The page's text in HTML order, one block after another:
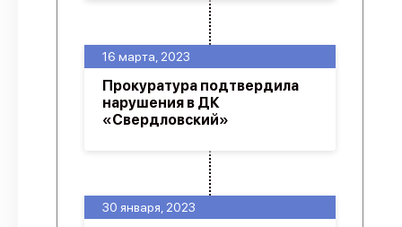
30 января, 2023
16 марта, 2023
Прокуратура подтвердила
нарушения в ДК
«Свердловский»